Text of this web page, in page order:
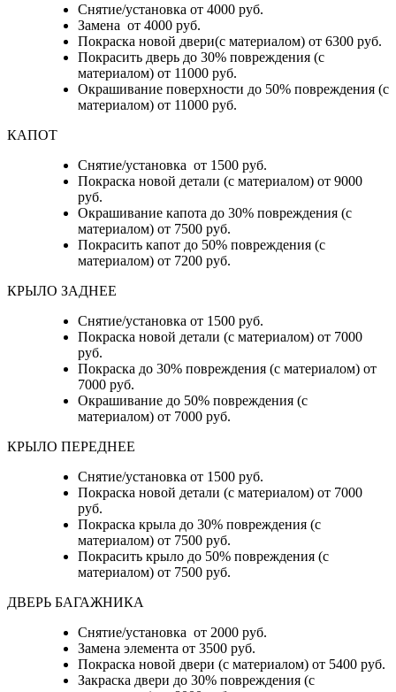
Снятие/установка от 4000 руб.
Замена от 4000 руб.
Покраска новой двери(с материалом) от 6300 руб.
Покрасить дверь до 30% повреждения (с
материалом) от 11000 руб.
Окрашивание поверхности до 50% повреждения (с
материалом) от 11000 руб.
КАПОТ
Снятие/установка от 1500 руб.
Покраска новой детали (с материалом) от 9000
руб.
Окрашивание капота до 30% повреждения (с
материалом) от 7500 руб.
Покрасить капот до 50% повреждения (с
материалом) от 7200 руб.
КРЫЛО ЗАДНЕЕ
Снятие/установка от 1500 руб.
Покраска новой детали (с материалом) от 7000
руб.
Покраска до 30% повреждения (с материалом) от
7000 руб.
Окрашивание до 50% повреждения (с
материалом) от 7000 руб.
КРЫЛО ПЕРЕДНЕЕ
Снятие/установка от 1500 руб.
Покраска новой детали (с материалом) от 7000
руб.
Покраска крыла до 30% повреждения (с
материалом) от 7500 руб.
Покрасить крыло до 50% повреждения (с
материалом) от 7500 руб.
ДВЕРЬ БАГАЖНИКА
Снятие/установка от 2000 руб.
Замена элемента от 3500 руб.
Покраска новой двери (с материалом) от 5400 руб.
Закраска двери до 30% повреждения (с